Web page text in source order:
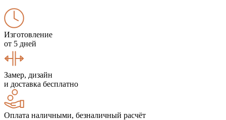
Изготовление
от 5 дней
Замер, дизайн
и доставка бесплатно
Оплата наличными, безналичный расчёт